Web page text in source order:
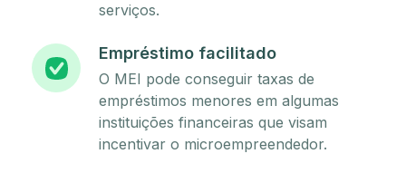
serviços.
Empréstimo facilitado
O MEI pode conseguir taxas de
empréstimos menores em algumas
instituições financeiras que visam
incentivar o microempreendedor.